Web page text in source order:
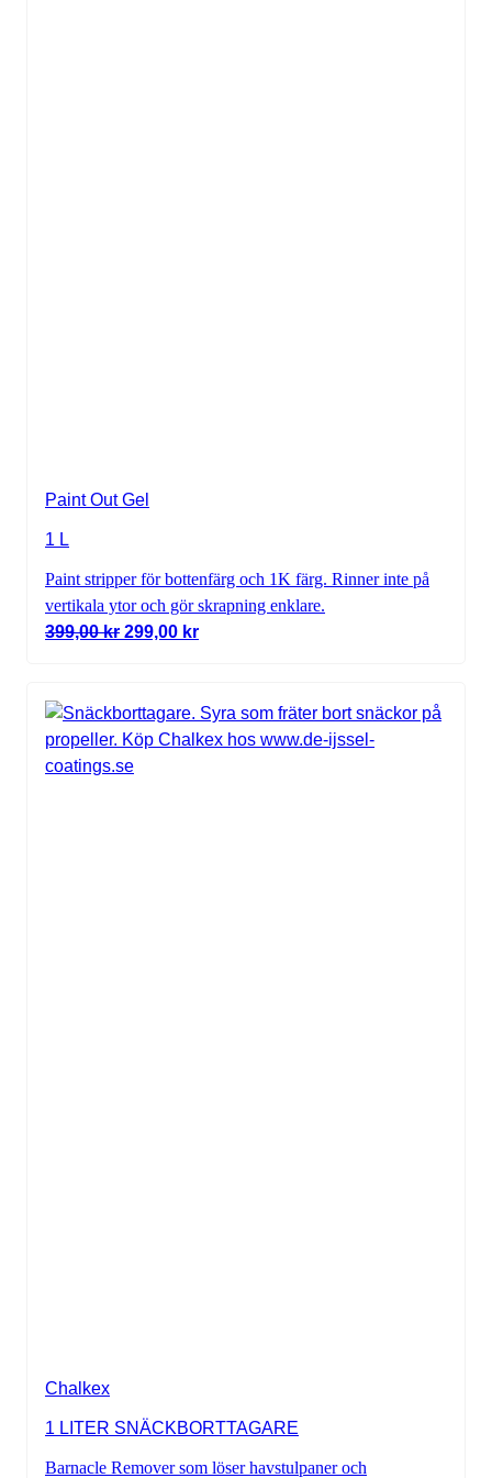
Paint Out Gel
1 L
Paint stripper för bottenfärg och 1K färg. Rinner inte på
vertikala ytor och gör skrapning enklare.
399,00kr Det ursprungliga priset var: 399,00 kr.
299,00 krDet nuvarande priset är: 299,00 kr.
Chalkex
1 LITER SNÄCKBORTTAGARE
Barnacle Remover som löser havstulpaner och